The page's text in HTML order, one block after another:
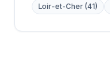
Loir-et-Cher (41)